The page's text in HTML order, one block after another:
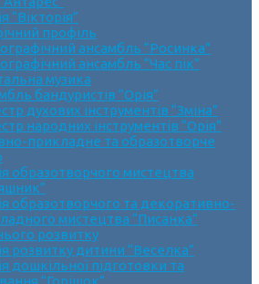
“Вікторія”
профіль
ансамбль “Росинка”
ансамбль “Час пік”
музика
бандуристів “Орія”
духових інструментів “Зміна”
народних інструментів “Орія”
прикладне та образотворче
образотворчого мистецтва
образотворчого та декоративно-
мистецтва “Писанка”
розвитку
розвитку дитини “Веселка”
дошкільної підготовки та
“Горішок”